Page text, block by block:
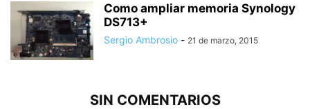
Como ampliar memoria Synology
DS713+
Sergio Ambrosio - 21 de marzo, 2015
SIN COMENTARIOS